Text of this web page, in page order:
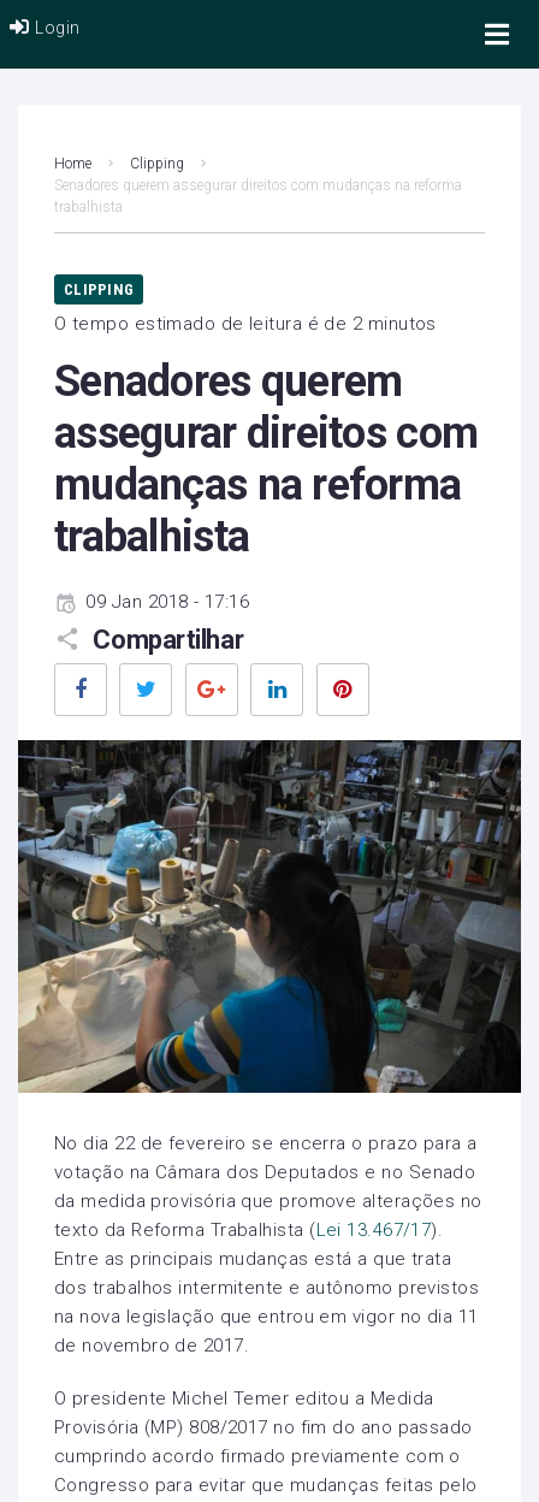
Login
Home
Clipping
Senadores querem assegurar direitos com mudanças na reforma
trabalhista
CLIPPING
O tempo estimado de leitura é de 2 minutos
Senadores querem
assegurar direitos com
mudanças na reforma
trabalhista
09 Jan 2018 - 17:16
Compartilhar
Facebook Twitter Google+ LinkedIn
No dia 22 de fevereiro se encerra o prazo para a
votação na Câmara dos Deputados e no Senado
da medida provisória que promove alterações no
texto da Reforma Trabalhista (Lei 13.467/17).
Entre as principais mudanças está a que trata
dos trabalhos intermitente e autônomo previstos
na nova legislação que entrou em vigor no dia 11
de novembro de 2017.
O presidente Michel Temer editou a Medida
Provisória (MP) 808/2017 no fim do ano passado
cumprindo acordo firmado previamente com o
Congresso para evitar que mudanças feitas pelo